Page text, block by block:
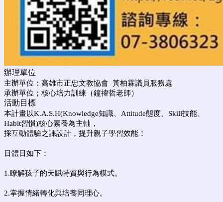
辦理單位
主辦單位：高雄市正忠文教協會 黃柏霖議員服務處
承辦單位；核心培力訓練（鐘禕哲老師）
活動目標
本計畫以K.A.S.H(Knowledge知識、Attitude態度、Skill技能、
Habit習慣)核心素養為主軸，
採互動體驗之課設計，提升親子學習效能！
目體目如下：
1.瞭解孩子的天賦特質與行為模式。
2.掌握情緒轉化與培養同理心。